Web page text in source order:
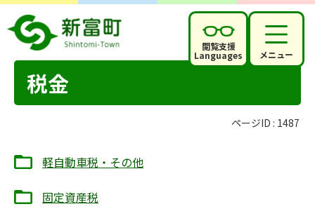
閲覧支援
Languages メニュー
税金
ページID : 1487
軽自動車税・その他
固定資産税